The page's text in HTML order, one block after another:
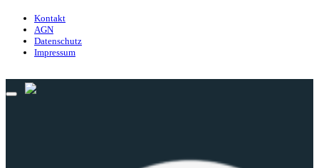
Kontakt
AGN
Datenschutz
Impressum